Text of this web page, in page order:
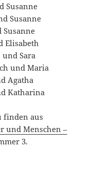
Susanne
Susanne
Susanne
Elisabeth
und Sara
und Maria
Agatha
Katharina
finden aus
und Menschen –
3.